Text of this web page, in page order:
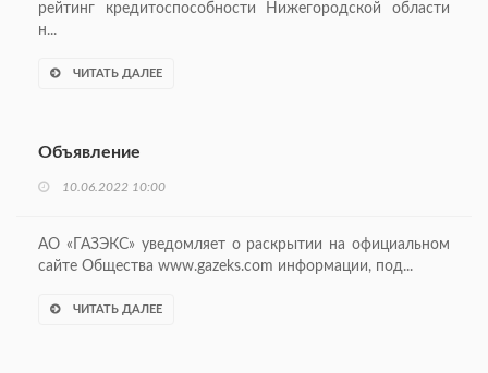
рейтинг кредитоспособности Нижегородской области
н...
ЧИТАТЬ ДАЛЕЕ
Объявление
10.06.2022 10:00
АО «ГАЗЭКС» уведомляет о раскрытии на официальном
сайте Общества www.gazeks.com информации, под...
ЧИТАТЬ ДАЛЕЕ